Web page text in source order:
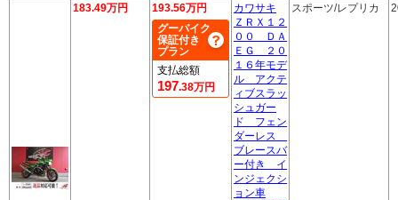
183.49万円
193.56万円
グーバイク
保証付き
プラン
支払総額
197.38万円
カワサキ
ＺＲＸ１２
００ ＤＡ
ＥＧ ２０
１６年モデ
ル アクテ
ィブスラッ
シュガー
ド フェン
ダーレス
ブレースバ
ー付き イ
ンジェクシ
ョン車
スポーツ/レプリカ